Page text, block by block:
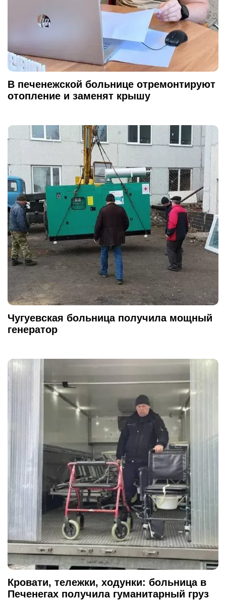
В печенежской больнице отремонтируют
отопление и заменят крышу
Чугуевская больница получила мощный
генератор
Кровати, тележки, ходунки: больница в
Печенегах получила гуманитарный груз